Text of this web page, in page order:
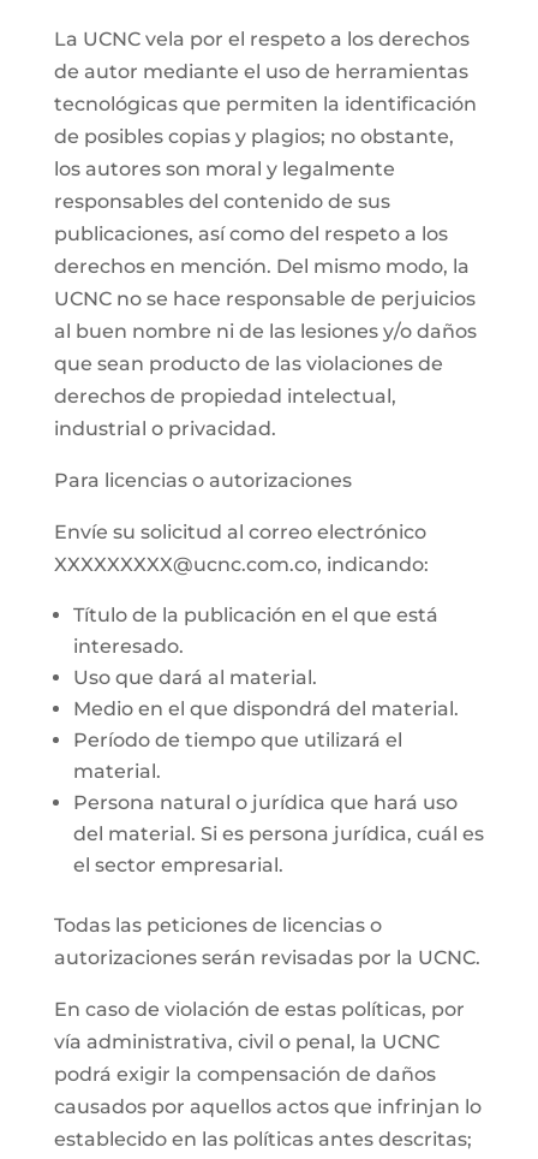
La UCNC vela por el respeto a los derechos
de autor mediante el uso de herramientas
tecnológicas que permiten la identificación
de posibles copias y plagios; no obstante,
los autores son moral y legalmente
responsables del contenido de sus
publicaciones, así como del respeto a los
derechos en mención. Del mismo modo, la
UCNC no se hace responsable de perjuicios
al buen nombre ni de las lesiones y/o daños
que sean producto de las violaciones de
derechos de propiedad intelectual,
industrial o privacidad.
Para licencias o autorizaciones
Envíe su solicitud al correo electrónico
XXXXXXXXX@ucnc.com.co, indicando:
Título de la publicación en el que está
interesado.
Uso que dará al material.
Medio en el que dispondrá del material.
Período de tiempo que utilizará el
material.
Persona natural o jurídica que hará uso
del material. Si es persona jurídica, cuál es
el sector empresarial.
Todas las peticiones de licencias o
autorizaciones serán revisadas por la UCNC.
En caso de violación de estas políticas, por
vía administrativa, civil o penal, la UCNC
podrá exigir la compensación de daños
causados por aquellos actos que infrinjan lo
establecido en las políticas antes descritas;